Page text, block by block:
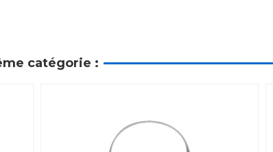
catégorie :